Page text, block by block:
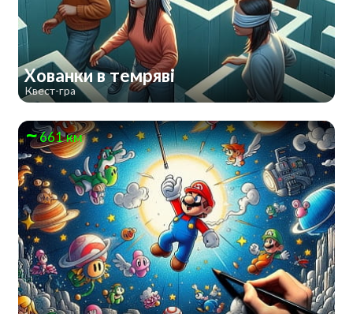
Хованки в темряві
Квест-гра
661 км